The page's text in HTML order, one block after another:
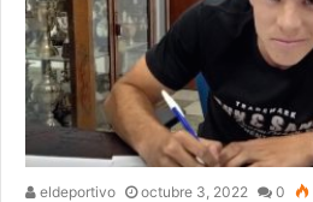
eldeportivo octubre 3, 2022 0